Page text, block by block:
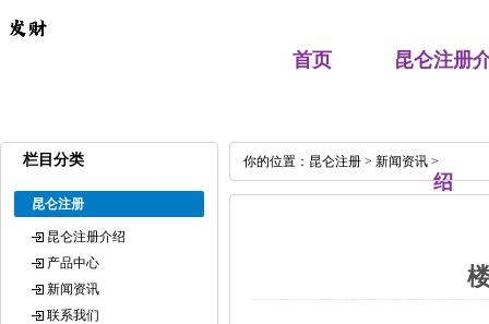
首页 昆仑注册
绍
栏目分类
昆仑注册
昆仑注册介绍
产品中心
新闻资讯
联系我们
你的位置： 昆仑注册 > 新闻资讯 >